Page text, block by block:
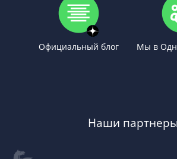
Официальный блог Мы в
Наши партнеры